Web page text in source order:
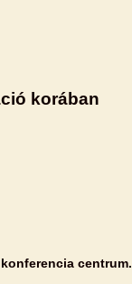
korában
centrum.